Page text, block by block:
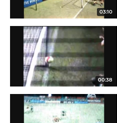
03:10
00:38